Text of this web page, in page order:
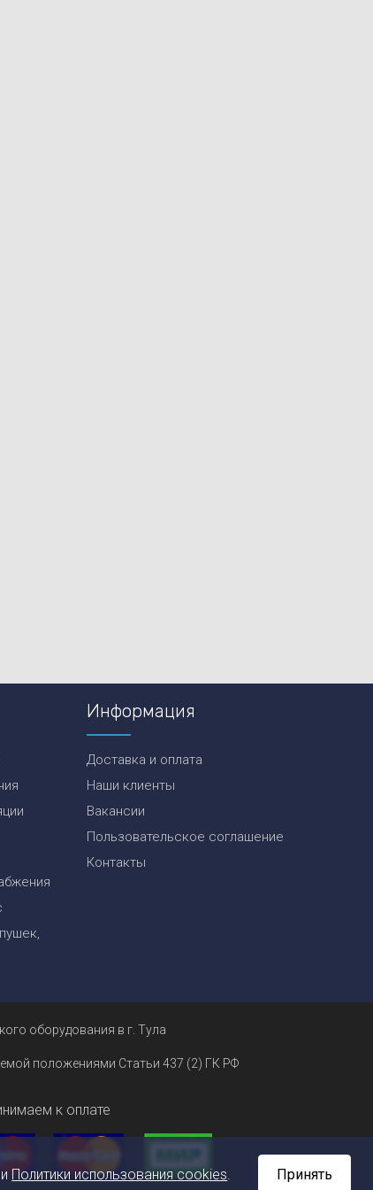
Информация
Доставка и оплата
Наши клиенты
Вакансии
Пользовательское соглашение
Контакты
оборудования в г. Тула
положениями Статьи 437 (2) ГК РФ
к оплате
Политики использования cookies. Принять